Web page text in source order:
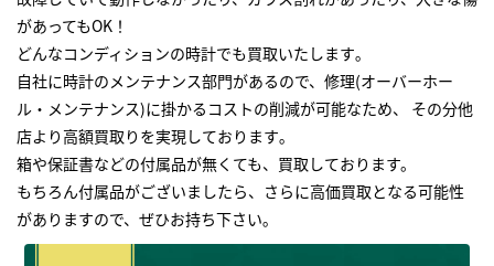
があってもOK！
どんなコンディションの時計でも買取いたします｡
自社に時計のメンテナンス部門があるので、修理(オーバーホー
ル・メンテナンス)に掛かるコストの削減が可能なため、 その分他
店より高額買取りを実現しております｡
箱や保証書などの付属品が無くても、買取しております。
もちろん付属品がございましたら、さらに高価買取となる可能性
がありますので、ぜひお持ち下さい｡